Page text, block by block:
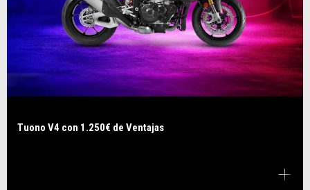
Tuono V4 con 1.250€ de Ventajas